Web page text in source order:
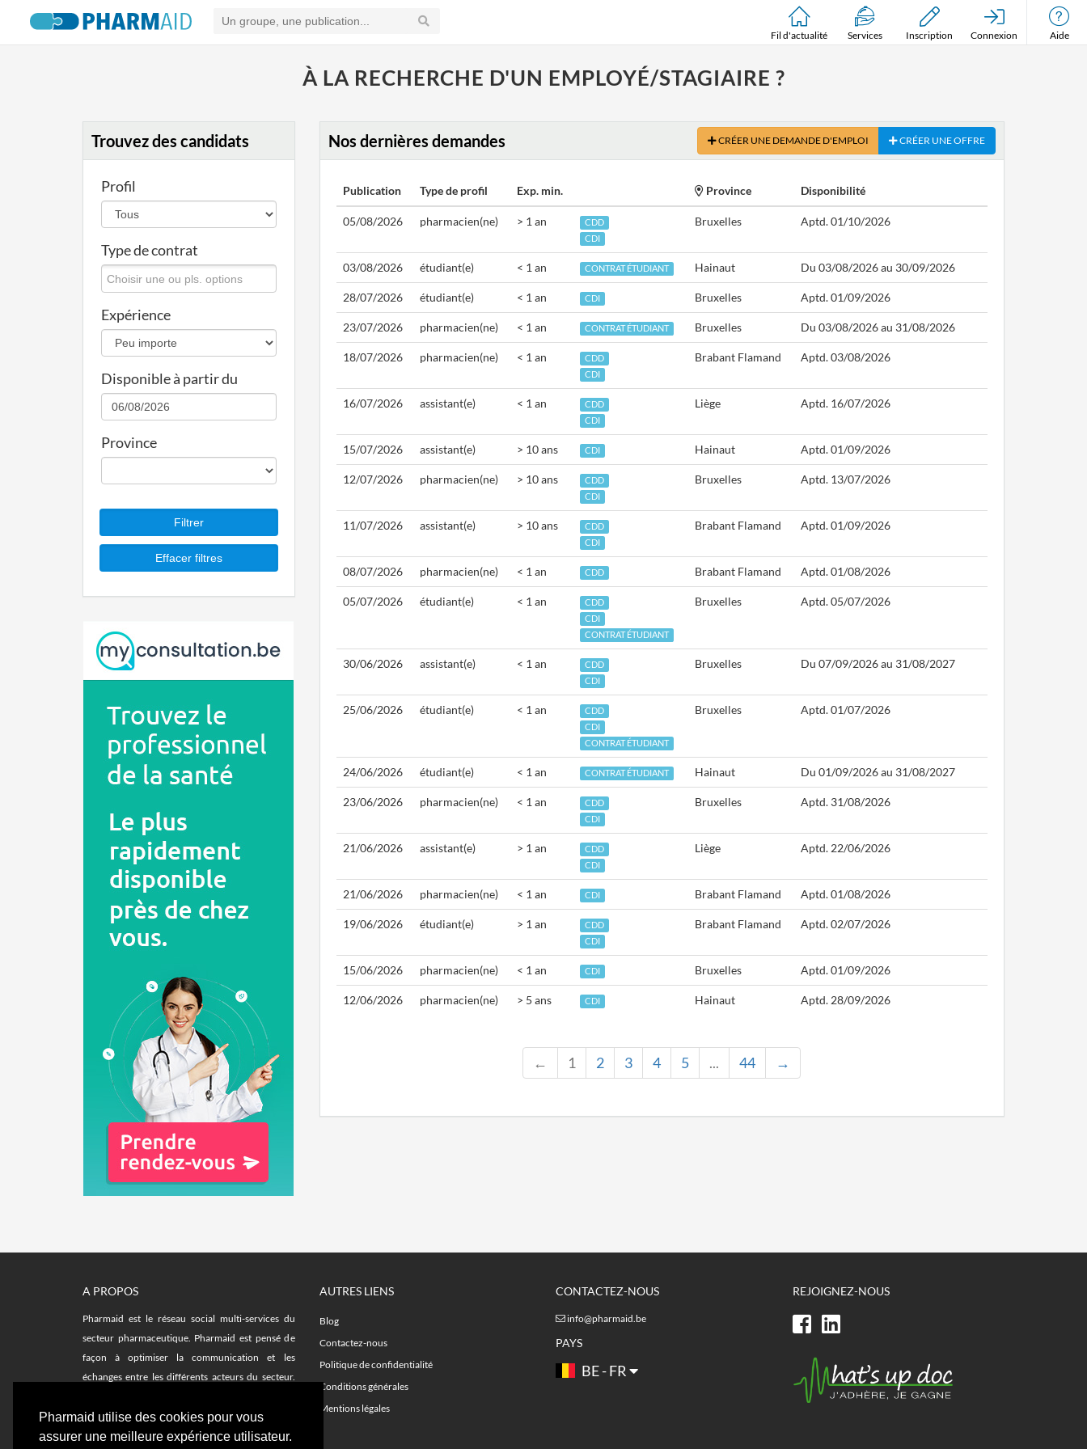
Pharmaid utilise des cookies pour vous
assurer une meilleure expérience utilisateur.
Fil d'actualité Services Inscription Connexion Aide
À LA RECHERCHE D'UN EMPLOYÉ/STAGIAIRE ?
Trouvez des candidats
Profil
Type de contrat
Expérience
Disponible à partir du
Province
Nos dernières demandes CRÉER UNE DEMANDE D'EMPLOI CRÉER UNE OFFRE
Publication Type de profil Exp. min. Province Disponibilité
05/08/2026 pharmacien(ne) > 1 an
CDD
CDI
Bruxelles Aptd. 01/10/2026
03/08/2026 étudiant(e) < 1 an CONTRAT ÉTUDIANT Hainaut Du 03/08/2026 au 30/09/2026
28/07/2026 étudiant(e) < 1 an CDI Bruxelles Aptd. 01/09/2026
23/07/2026 pharmacien(ne) < 1 an CONTRAT ÉTUDIANT Bruxelles Du 03/08/2026 au 31/08/2026
18/07/2026 pharmacien(ne) < 1 an
CDD
CDI
Brabant Flamand Aptd. 03/08/2026
16/07/2026 assistant(e) < 1 an
CDD
CDI
Liège Aptd. 16/07/2026
15/07/2026 assistant(e) > 10 ans CDI Hainaut Aptd. 01/09/2026
12/07/2026 pharmacien(ne) > 10 ans
CDD
CDI
Bruxelles Aptd. 13/07/2026
11/07/2026 assistant(e) > 10 ans
CDD
CDI
Brabant Flamand Aptd. 01/09/2026
08/07/2026 pharmacien(ne) < 1 an CDD Brabant Flamand Aptd. 01/08/2026
05/07/2026 étudiant(e) < 1 an
CDD
CDI
CONTRAT ÉTUDIANT
Bruxelles Aptd. 05/07/2026
30/06/2026 assistant(e) < 1 an
CDD
CDI
Bruxelles Du 07/09/2026 au 31/08/2027
25/06/2026 étudiant(e) < 1 an
CDD
CDI
CONTRAT ÉTUDIANT
Bruxelles Aptd. 01/07/2026
24/06/2026 étudiant(e) < 1 an CONTRAT ÉTUDIANT Hainaut Du 01/09/2026 au 31/08/2027
23/06/2026 pharmacien(ne) < 1 an
CDD
CDI
Bruxelles Aptd. 31/08/2026
21/06/2026 assistant(e) > 1 an
CDD
CDI
Liège Aptd. 22/06/2026
21/06/2026 pharmacien(ne) < 1 an CDI Brabant Flamand Aptd. 01/08/2026
19/06/2026 étudiant(e) > 1 an
CDD
CDI
Brabant Flamand Aptd. 02/07/2026
15/06/2026 pharmacien(ne) < 1 an CDI Bruxelles Aptd. 01/09/2026
12/06/2026 pharmacien(ne) > 5 ans CDI Hainaut Aptd. 28/09/2026
← 1 2 3 4 5 ... 44 →
A PROPOS
Pharmaid est le réseau social multi-services du
secteur pharmaceutique. Pharmaid est pensé de
façon à optimiser la communication et les
échanges entre les différents acteurs du secteur.
les plateformes d'emplois, remplacements,
formations et notre annuaire de délégués.
AUTRES LIENS
Blog
Contactez-nous
Politique de confidentialité
Conditions générales
Mentions légales
CONTACTEZ-NOUS
info@pharmaid.be
PAYS
BE - FR
REJOIGNEZ-NOUS